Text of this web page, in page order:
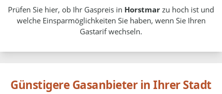
Prüfen Sie hier, ob Ihr Gaspreis in Horstmar zu hoch ist und
welche Einsparmöglichkeiten Sie haben, wenn Sie Ihren
Gastarif wechseln.
Günstigere Gasanbieter in Ihrer Stadt